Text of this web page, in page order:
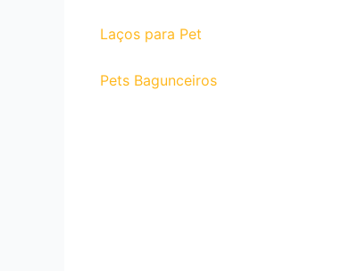
Laços para Pet
Pets Bagunceiros